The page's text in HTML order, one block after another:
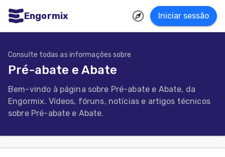
Engormix Iniciar sessão
Micotoxinas
Avicultura
Suinocultura
de
Consulte todas as informações sobre
Pré-abate e Abate
Bem-vindo à página sobre Pré-abate e Abate, da
Engormix. Vídeos, fóruns, notícias e artigos técnicos
sobre Pré-abate e Abate.